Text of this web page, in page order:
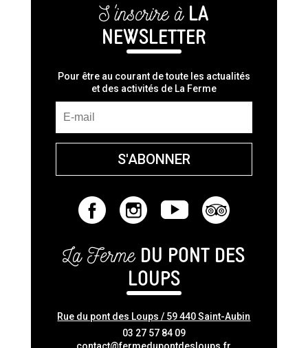
S'inscrire à LA
NEWSLETTER
Pour être au courant de toute les actualités
et des activités de La Ferme
S'ABONNER
La Ferme DU PONT DES
LOUPS
Rue du pont des Loups / 59 440 Saint-Aubin
03 27 57 84 09